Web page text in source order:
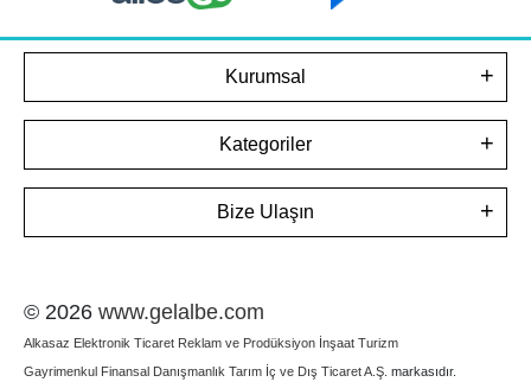
Kurumsal
Kategoriler
Bize Ulaşın
© 2026 www.gelalbe.com
Alkasaz Elektronik Ticaret Reklam ve Prodüksiyon İnşaat Turizm
Gayrimenkul Finansal Danışmanlık Tarım İç ve Dış Ticaret A.Ş. markasıdır.